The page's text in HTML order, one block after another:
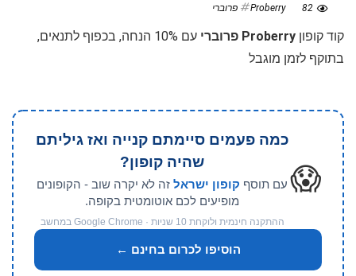
82 Proberry פרוברי
קוד קופון Proberry פרוברי
עם 10% הנחה, בכפוף לתנאים,
בתוקף לזמן מוגבל
😱
כמה פעמים סיימתם קנייה ואז גיליתם
שהיה קופון?
עם תוסף קופון ישראל זה לא יקרה שוב - הקופונים
מופיעים לכם אוטומטית בקופה.
ההתקנה חינמית ולוקחת 10 שניות · Google Chrome במחשב
הוסיפו לכרום בחינם ←